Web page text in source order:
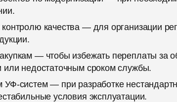
качества — для организации
— чтобы избежать переплаты за
или недостаточным сроком службы.
УФ-систем — при разработке
условия эксплуатации.